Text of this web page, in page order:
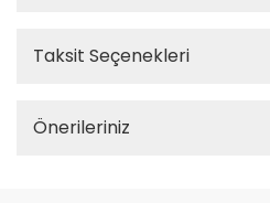
Taksit Seçenekleri
Önerileriniz